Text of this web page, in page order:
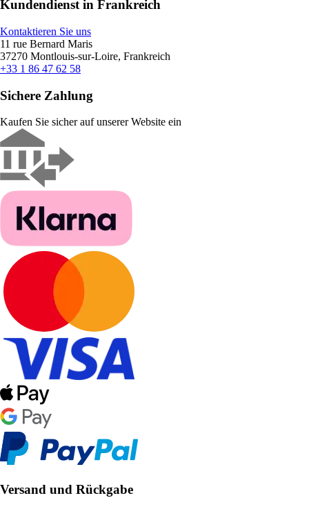
Kundendienst in Frankreich
Kontaktieren Sie uns
11 rue Bernard Maris
37270 Montlouis-sur-Loire, Frankreich
+33 1 86 47 62 58
Sichere Zahlung
Kaufen Sie sicher auf unserer Website ein
Versand und Rückgabe